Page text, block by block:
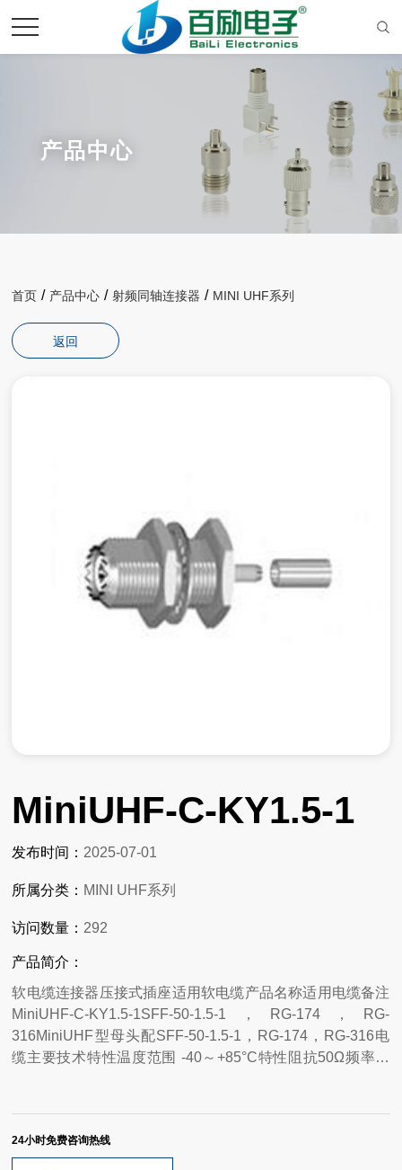
产品中心
首页 / 产品中心 / 射频同轴连接器 / MINI UHF系列
返回
MiniUHF-C-KY1.5-1
发布时间： 2025-07-01
所属分类： MINI UHF系列
访问数量： 292
产品简介：
软电缆连接器压接式插座适用软电缆产品名称适用电缆备注
MiniUHF-C-KY1.5-1SFF-50-1.5-1，RG-174，RG-
316MiniUHF型母头配SFF-50-1.5-1，RG-174，RG-316电
缆主要技术特性温度范围 -40～+85°C特性阻抗50Ω频率范
耐久性≥500次（cycles） 材料与涂覆壳体黄铜镀亮镍插针黄
24小时免费咨询热线